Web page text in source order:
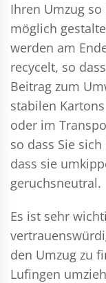
Ihren Umzug
möglich
werden am
recycelt, so
Beitrag zum
stabilen
oder im
so dass Sie
dass sie
geruchsneutral.
Es ist sehr
den Umzug zu
Lufingen